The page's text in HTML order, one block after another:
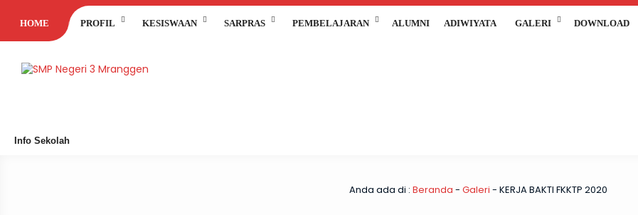
HOME PROFIL KESISWAAN SARPRAS PEMBELAJARAN ALUMNI ADIWIYATA GALERI DOWNLOAD
Info Sekolah
Anda ada di : Beranda - Galeri - KERJA BAKTI FKKTP 2020